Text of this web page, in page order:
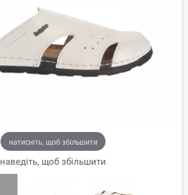
натисніть, щоб збільшити
наведіть, щоб збільшити